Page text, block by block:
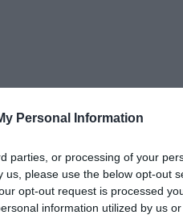
Personal Information
parties, or processing of your
please use the below opt-out
opt-out request is processed
information utilized by us